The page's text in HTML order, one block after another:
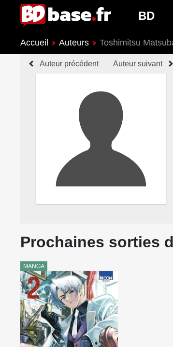
BD
Accueil Auteurs Toshimitsu
Auteur précédent Auteur suivant
Prochaines sorties
MANGA